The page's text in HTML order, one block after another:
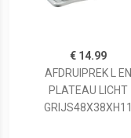
€ 14.99
AFDRUIPREK L EN
PLATEAU LICHT
GRIJS48X38XH11